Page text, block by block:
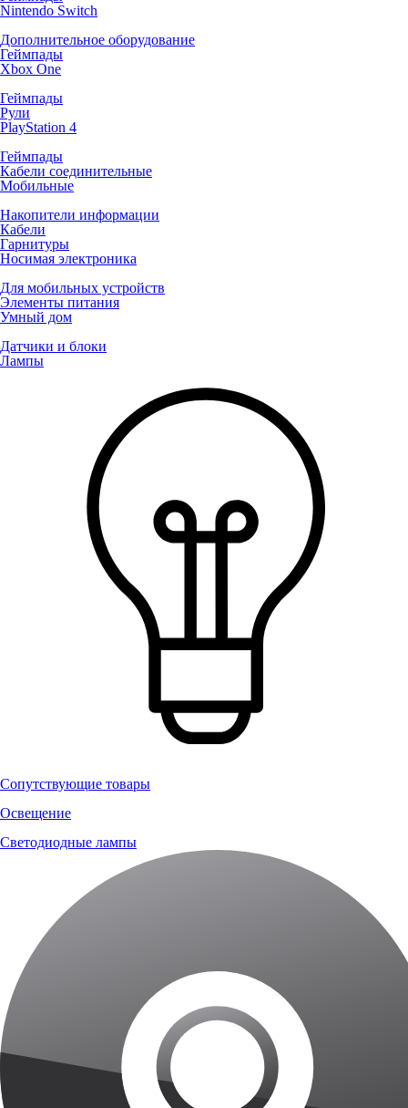
Nintendo Switch
Дополнительное оборудование
Геймпады
Xbox One
Геймпады
Рули
PlayStation 4
Геймпады
Кабели соединительные
Мобильные
Накопители информации
Кабели
Гарнитуры
Носимая электроника
Для мобильных устройств
Элементы питания
Умный дом
Датчики и блоки
Лампы
Сопутствующие товары
Освещение
Светодиодные лампы